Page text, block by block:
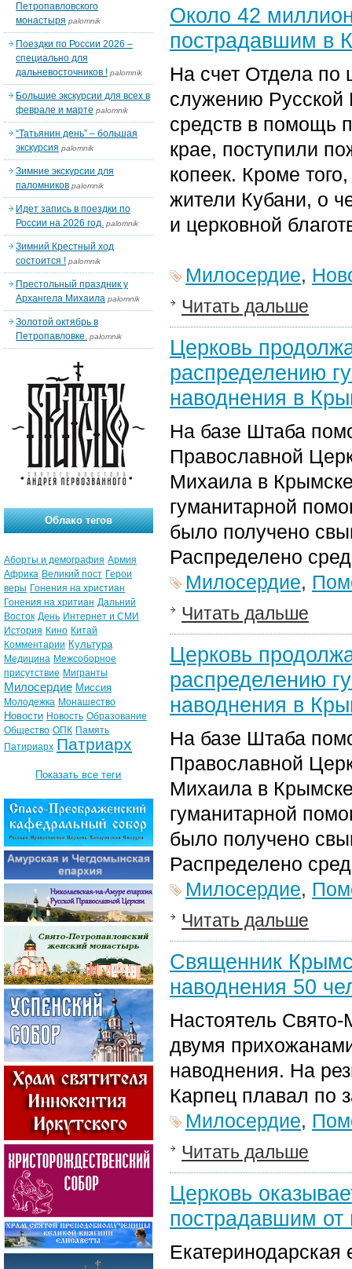
Около 42
пострадавшим в
На счет Отдела по
служению Русской
средств в помощь
крае, поступили
копеек. Кроме
жители Кубани, о
и церковной
Милосердие,
Читать дальше
Церковь
распределению
наводнения в
На базе Штаба
Православной
Михаила в
гуманитарной
было получено
Распределено
Милосердие,
Читать дальше
Церковь
распределению
наводнения в
На базе Штаба
Православной
Михаила в
гуманитарной
было получено
Распределено
Милосердие,
Читать дальше
Священник
наводнения 50
Настоятель
двумя
наводнения. На
Карпец плавал по
Милосердие,
Читать дальше
Церковь
пострадавшим от
Екатеринодарская
Петропавловского
монастыря palomnik
Поездки по России 2026 –
специально для
дальневосточников ! palomnik
Большие экскурсии для всех в
феврале и марте palomnik
“Татьянин день” – большая
экскурсия palomnik
Зимние экскурсии для
паломников palomnik
Идет запись в поездки по
России на 2026 год. palomnik
Зимний Крестный ход
состоится ! palomnik
Престольный праздник у
Архангела Михаила palomnik
Золотой октябрь в
Петропавловке. palomnik
Облако тегов
Аборты и демография Армия
Африка Великий пост Герои
веры Гонения на христиан
Гонения на хритиан Дальний
Восток День Интернет и СМИ
История Кино Китай
Комментарии Культура
Медицина Межсоборное
присутствие Мигранты
Милосердие Миссия
Молодежка Монашество
Новости Новость Образование
Общество ОПК Память
Патириарх Патриарх
Показать все теги